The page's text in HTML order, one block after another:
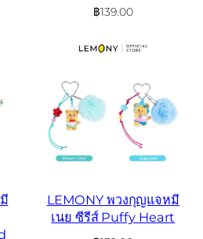
฿139.00
LEMONY พวงกุญแจหมี
เนย ซีรีส์ Puffy Heart